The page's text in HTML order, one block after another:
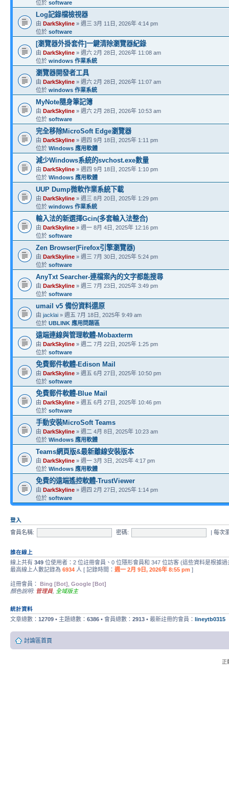
位於 software
Log記錄檔檢視器
由 DarkSkyline » 週三 3月 11日, 2026年 4:14 pm
位於 software
[瀏覽器外掛套件]一鍵清除瀏覽器紀錄
由 DarkSkyline » 週六 2月 28日, 2026年 11:08 am
位於 windows 作業系統
瀏覽器開發者工具
由 DarkSkyline » 週六 2月 28日, 2026年 11:07 am
位於 windows 作業系統
MyNote隨身筆記簿
由 DarkSkyline » 週六 2月 28日, 2026年 10:53 am
位於 software
完全移除MicroSoft Edge瀏覽器
由 DarkSkyline » 週四 9月 18日, 2025年 1:11 pm
位於 Windows 應用軟體
減少Windows系統的svchost.exe數量
由 DarkSkyline » 週四 9月 18日, 2025年 1:10 pm
位於 Windows 應用軟體
UUP Dump微軟作業系統下載
由 DarkSkyline » 週三 8月 20日, 2025年 1:29 pm
位於 windows 作業系統
輸入法的新選擇Gcin(多套輸入法整合)
由 DarkSkyline » 週一 8月 4日, 2025年 12:16 pm
位於 software
Zen Browser(Firefox引擎瀏覽器)
由 DarkSkyline » 週三 7月 30日, 2025年 5:24 pm
位於 software
AnyTxt Searcher-連檔案內的文字都能搜尋
由 DarkSkyline » 週三 7月 23日, 2025年 3:49 pm
位於 software
umail v5 備份資料還原
由 jacklai » 週五 7月 18日, 2025年 9:49 am
位於 UBLINK 應用問題區
遠端連線與管理軟體-Mobaxterm
由 DarkSkyline » 週二 7月 22日, 2025年 1:25 pm
位於 software
免費郵件軟體-Edison Mail
由 DarkSkyline » 週五 6月 27日, 2025年 10:50 pm
位於 software
免費郵件軟體-Blue Mail
由 DarkSkyline » 週五 6月 27日, 2025年 10:46 pm
位於 software
手動安裝MicroSoft Teams
由 DarkSkyline » 週二 4月 8日, 2025年 10:23 am
位於 Windows 應用軟體
Teams網頁版&最新離線安裝版本
由 DarkSkyline » 週一 3月 3日, 2025年 4:17 pm
位於 Windows 應用軟體
免費的遠端遙控軟體-TrustViewer
由 DarkSkyline » 週四 2月 27日, 2025年 1:14 pm
位於 software
登入
會員名稱:
密碼: | 每次
誰在線上
線上共有 349 位使用者：2 位註冊會員、0 位隱形會員和 347 位訪客 (這些資料是根據
最高線上人數記錄為 6934 人 [ 記錄時間： 週一 2月 9日, 2026年 8:55 pm ]
註冊會員： Bing [Bot] Google [Bot]
顏色說明: 管理員 全域版主
統計資料
文章總數： 12709 • 主題總數： 6386 • 會員總數： 2913 • 最新註冊的會員： lineytb0315
討論區首頁
正